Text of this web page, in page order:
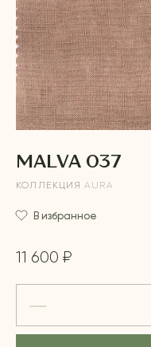
MALVA 037
КОЛЛЕКЦИЯ AURA
В избранное
11 600 ₽